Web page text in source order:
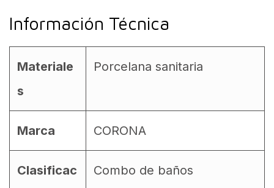
Información Técnica
Materiale
s
Porcelana sanitaria
Marca CORONA
Clasificac
Combo de baños